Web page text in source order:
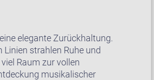
elegante Zurückhaltung.
strahlen Ruhe und
Raum zur vollen
musikalischer